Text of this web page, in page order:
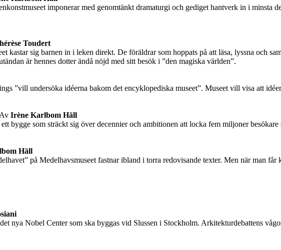
imponerar med genomtänkt dramaturgi och gediget hantverk in i
Toudert
kastar sig barnen in i leken direkt. De föräldrar som hoppats på att läsa, lyssna och
är hennes dotter ändå nöjd med sitt besök i ”den magiska världen”.
”vill undersöka idéerna bakom det encyklopediska museet”. Museet vill visa att
Irène Karlbom Häll
bygge som sträckt sig över decennier och ambitionen att locka fem miljoner
Häll
på Medelhavsmuseet fastnar ibland i torra redovisande texter. Men när man
nya Nobel Center som ska byggas vid Slussen i Stockholm. Arkitekturdebattens